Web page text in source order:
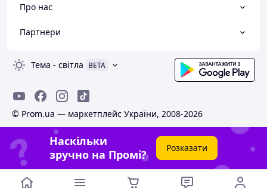
Про нас
Партнери
Тема - світла BETA
© Prom.ua — маркетплейс України, 2008-2026
Наскільки
зручно на Промі?
Розказати